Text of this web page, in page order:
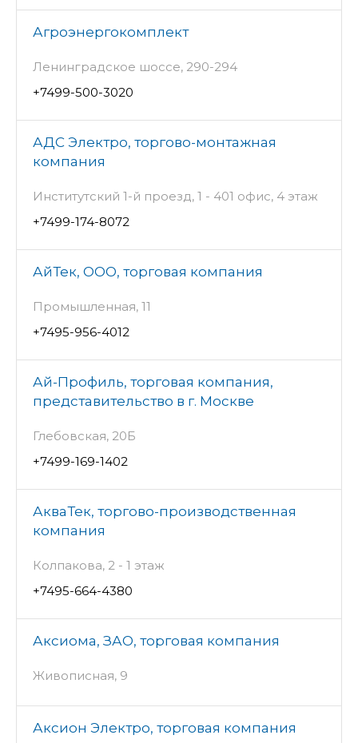
Агроэнергокомплект
Ленинградское шоссе, 290-294
+7499-500-3020
АДС Электро, торгово-монтажная
компания
Институтский 1-й проезд, 1 - 401 офис, 4 этаж
+7499-174-8072
АйТек, ООО, торговая компания
Промышленная, 11
+7495-956-4012
Ай-Профиль, торговая компания,
представительство в г. Москве
Глебовская, 20Б
+7499-169-1402
АкваТек, торгово-производственная
компания
Колпакова, 2 - 1 этаж
+7495-664-4380
Аксиома, ЗАО, торговая компания
Живописная, 9
Аксион Электро, торговая компания